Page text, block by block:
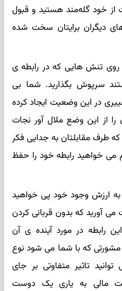
از خود گله‌مند هستید و قبول
دیگران برایتان سخت شده
روی تنش هایی که در رابطه ی
سرپوش بگذارید. شما بی
در این وضعیت ایجاد کرده
از این وضع ملال آور نجات
طرف مقابلتان به جدایی فکر
می خواهید رابطه خود را حفظ
ارزش وجود خود پی خواهید
می آورید که بدون قربانی کردن
رابطه در مورد آینده ی آن
مشورتی که با شما می شود نوع
تاثیر متفاوتی بر جای
مالی به یاری یک دوست